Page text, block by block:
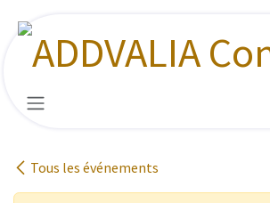
Tous les événements